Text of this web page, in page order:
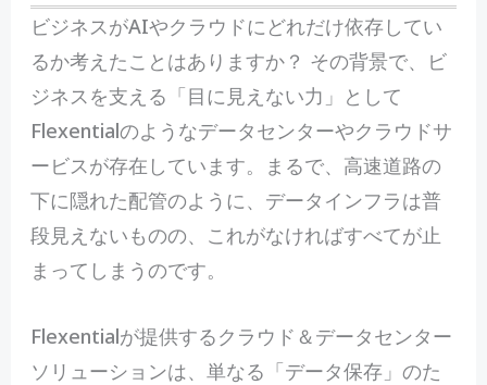
ビジネスがAIやクラウドにどれだけ依存してい
るか考えたことはありますか？ その背景で、ビ
ジネスを支える「目に見えない力」として
Flexentialのようなデータセンターやクラウドサ
ービスが存在しています。まるで、高速道路の
下に隠れた配管のように、データインフラは普
段見えないものの、これがなければすべてが止
まってしまうのです。
Flexentialが提供するクラウド＆データセンター
ソリューションは、単なる「データ保存」のた